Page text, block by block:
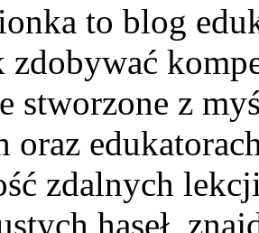
to blog
stworzone z
oraz
zdalnych
haseł,